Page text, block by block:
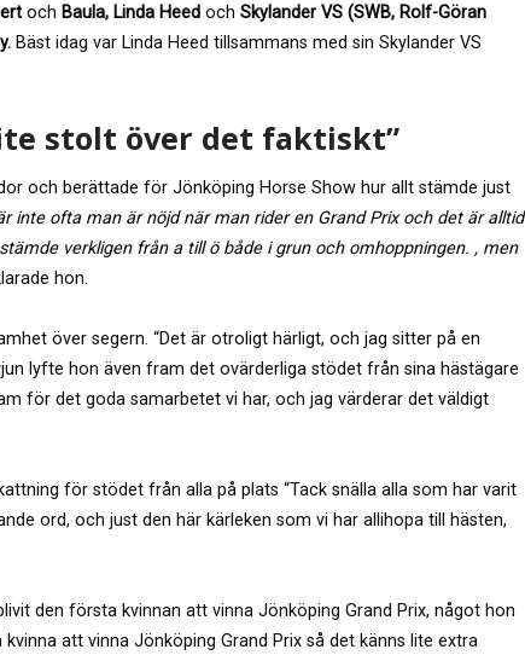
och Baula, Linda Heed och Skylander VS (SWB, Rolf-Göran
Bäst idag var Linda Heed tillsammans med sin Skylander VS
stolt över det faktiskt”
och berättade för Jönköping Horse Show hur allt stämde just
inte ofta man är nöjd när man rider en Grand Prix och det är alltid
verkligen från a till ö både i grun och omhoppningen. , men
hon.
över segern. “Det är otroligt härligt, och jag sitter på en
lyfte hon även fram det ovärderliga stödet från sina hästägare
för det goda samarbetet vi har, och jag värderar det väldigt
för stödet från alla på plats “Tack snälla alla som har varit
ord, och just den här kärleken som vi har allihopa till hästen,
den första kvinnan att vinna Jönköping Grand Prix, något hon
att vinna Jönköping Grand Prix så det känns lite extra